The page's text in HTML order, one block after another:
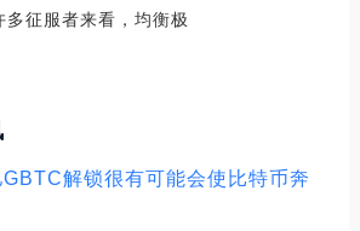
征服者来看，均衡极
解锁很有可能会使比特币奔